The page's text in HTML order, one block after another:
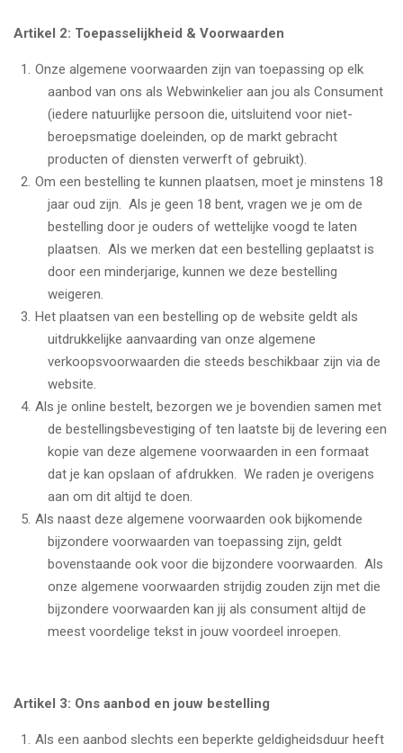
Artikel 2: Toepasselijkheid & Voorwaarden
Onze algemene voorwaarden zijn van toepassing op elk
aanbod van ons als Webwinkelier aan jou als Consument
(iedere natuurlijke persoon die, uitsluitend voor niet-
beroepsmatige doeleinden, op de markt gebracht
producten of diensten verwerft of gebruikt).
Om een bestelling te kunnen plaatsen, moet je minstens 18
jaar oud zijn. Als je geen 18 bent, vragen we je om de
bestelling door je ouders of wettelijke voogd te laten
plaatsen. Als we merken dat een bestelling geplaatst is
door een minderjarige, kunnen we deze bestelling
weigeren.
Het plaatsen van een bestelling op de website geldt als
uitdrukkelijke aanvaarding van onze algemene
verkoopsvoorwaarden die steeds beschikbaar zijn via de
website.
Als je online bestelt, bezorgen we je bovendien samen met
de bestellingsbevestiging of ten laatste bij de levering een
kopie van deze algemene voorwaarden in een formaat
dat je kan opslaan of afdrukken. We raden je overigens
aan om dit altijd te doen.
Als naast deze algemene voorwaarden ook bijkomende
bijzondere voorwaarden van toepassing zijn, geldt
bovenstaande ook voor die bijzondere voorwaarden. Als
onze algemene voorwaarden strijdig zouden zijn met die
bijzondere voorwaarden kan jij als consument altijd de
meest voordelige tekst in jouw voordeel inroepen.
Artikel 3: Ons aanbod en jouw bestelling
Als een aanbod slechts een beperkte geldigheidsduur heeft